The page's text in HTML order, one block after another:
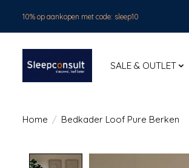
10% op aankopen met code: sleep10
SALE & OUTLET
Home / Bedkader Loof Pure Berken